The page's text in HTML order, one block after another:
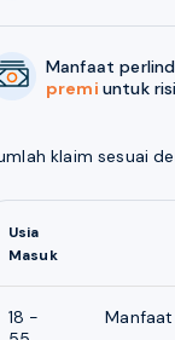
Manfaat
premi untuk
klaim sesuai
Usia
Masuk
18 -